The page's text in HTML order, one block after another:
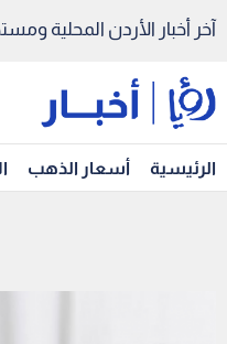
آخر أخبار الأردن المحلية
الرئيسية أسعار الذهب